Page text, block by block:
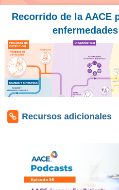
Recorrido de la AACE
Recursos adicionales